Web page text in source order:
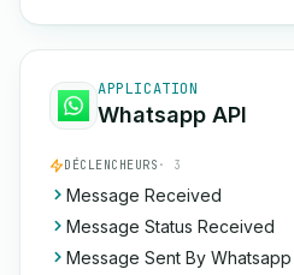
APPLICATION
Whatsapp API
DÉCLENCHEURS · 3
Message Received
Message Status Received
Message Sent By